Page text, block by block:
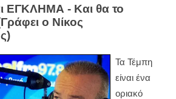
ΕΓΚΛΗΜΑ - Και θα το
ο Νίκος
Τα Τέμπη
είναι ένα
οριακό